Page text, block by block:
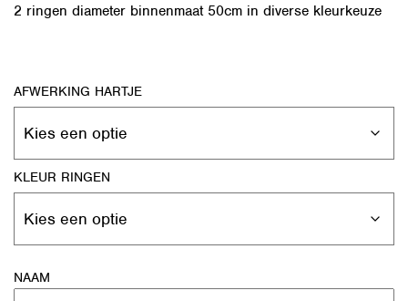
2 ringen diameter binnenmaat 50cm in diverse kleurkeuze
AFWERKING HARTJE
KLEUR RINGEN
NAAM